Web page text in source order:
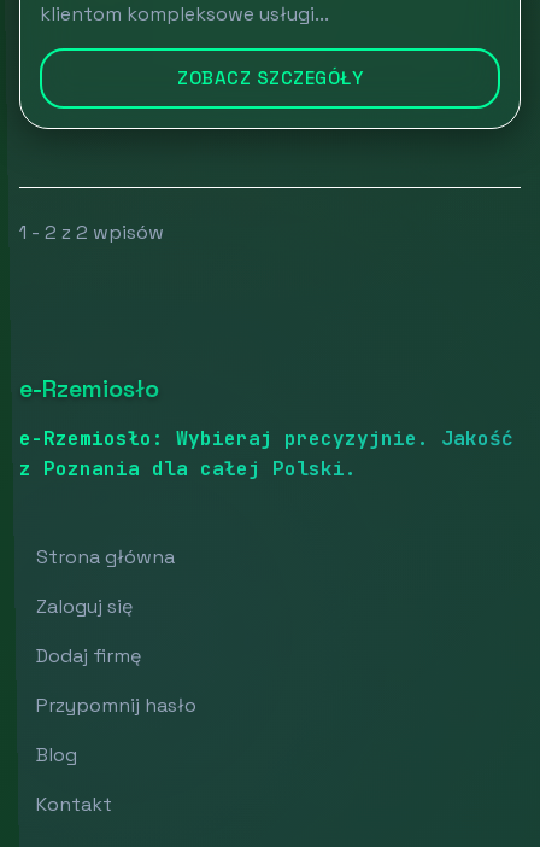
klientom kompleksowe usługi...
ZOBACZ SZCZEGÓŁY
1 - 2 z 2 wpisów
e-Rzemiosło
e-Rzemiosło: Wybieraj precyzyjnie. Jakość
z Poznania dla całej Polski.
Strona główna
Zaloguj się
Dodaj firmę
Przypomnij hasło
Blog
Kontakt